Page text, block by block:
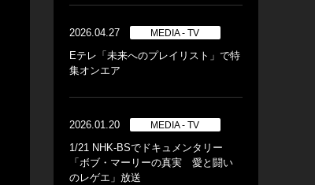
2026.04.27 MEDIA - TV
Eテレ「未来へのプレイリスト」で特
集オンエア
2026.01.20 MEDIA - TV
1/21 NHK-BSでドキュメンタリー
「ボブ・マーリーの真実 愛と闘い
のレゲエ」放送